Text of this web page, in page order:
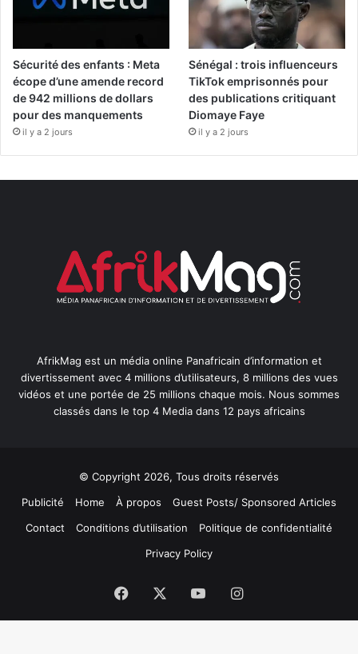
Sécurité des enfants : Meta
écope d’une amende record
de 942 millions de dollars
pour des manquements
il y a 2 jours
Sénégal : trois influenceurs
TikTok emprisonnés pour
des publications critiquant
Diomaye Faye
il y a 2 jours
AfrikMag est un média online Panafricain d’information et
divertissement avec 4 millions d’utilisateurs, 8 millions des vues
vidéos et une portée de 25 millions chaque mois. Nous sommes
classés dans le top 4 Media dans 12 pays africains
© Copyright 2026, Tous droits réservés
Publicité
Home À propos
Guest Posts/ Sponsored Articles
Contact
Conditions d’utilisation
Politique de confidentialité
Privacy Policy
Facebook YouTubeInstagram